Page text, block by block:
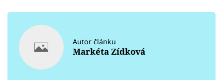
Autor článku
Markéta Zídková